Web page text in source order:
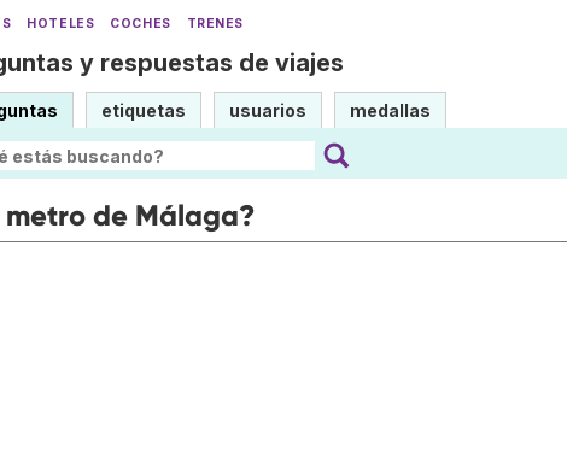
HOTELES COCHES TRENES
y respuestas de viajes
etiquetas usuarios medallas
de Málaga?